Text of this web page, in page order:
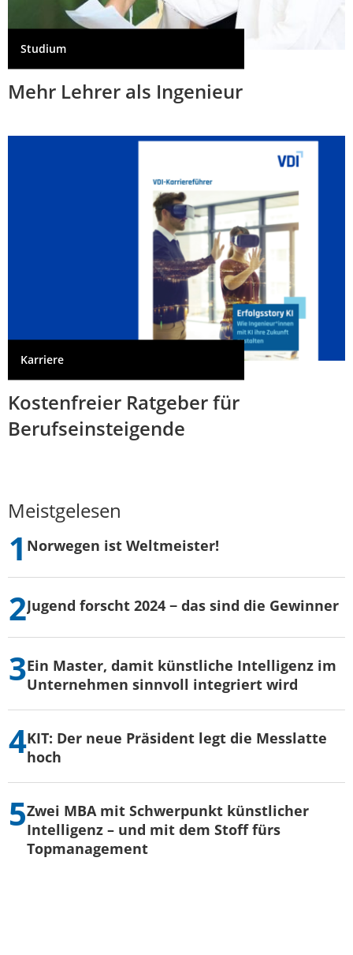
Studium
Mehr Lehrer als Ingenieur
Karriere
Kostenfreier Ratgeber für
Berufseinsteigende
Meistgelesen
Norwegen ist Weltmeister!
Jugend forscht 2024 − das sind die Gewinner
Ein Master, damit künstliche Intelligenz im
Unternehmen sinnvoll integriert wird
KIT: Der neue Präsident legt die Messlatte
hoch
Zwei MBA mit Schwerpunkt künstlicher
Intelligenz – und mit dem Stoff fürs
Topmanagement